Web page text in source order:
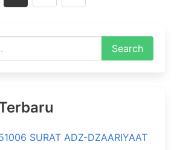
SURAT ADZ-DZAARIYAAT